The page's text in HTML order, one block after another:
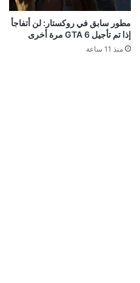
مطور سابق في روكستار: لن أتفاجأ
إذا تم تأجيل GTA 6 مرة أخرى
منذ 11 ساعة